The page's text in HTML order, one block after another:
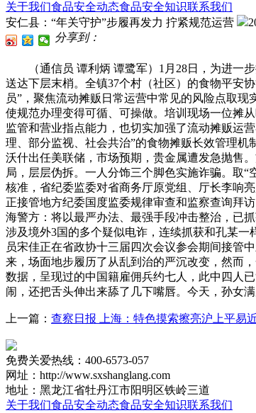
关于我们食品安全动态食品安全知识联系我们
安仁县：“年关守护”步履再发力 拧紧规范运营
分享到：
（通信员 谭利炳 谭鹭军）1月28日，为进一步
送达下层末梢。全镇37个村（社区）的食物平安
员”，聚焦流动摊贩日常运营中常见的风险点取
使规范办理变得可循、可操做。培训现场一位摊
监管和营业指点能力，也切实加强了流动摊贩运
理、部分监视、社会共治”的食物摊贩长效管理机
沃什出任美联储，市场预期，贵金属遭发急抛售
局，层层伪拆。一人分饰三个脚色实施诈骗。取
核准，省纪委监委对省商务厅原党组、厅长李响
正接管地方纪委国度监委规律审查和监察查询拜
海警方：将以最严办法、最强手段冲击整治，已
涉及境外3国的多个疑似电诈，连续抓获和孔某
员宋佳正在省政协十三届四次会议参会期间接管
来，场面地步履历了从乱到治的严沉改变，然而
数据，呈现过的中国籍雇佣兵约七人，此中四人
闹，还把舌头伸出来舔了几下嘴唇。今天，孙女
上一篇： 查察日报 上海：特色摸索擦亮沪上平易
免费关爱热线：400-6573-057
网址：http://www.sxshanglang.com
地址：黑龙江省牡丹江市阳明区铁岭三道
关于我们食品安全动态食品安全知识联系我们